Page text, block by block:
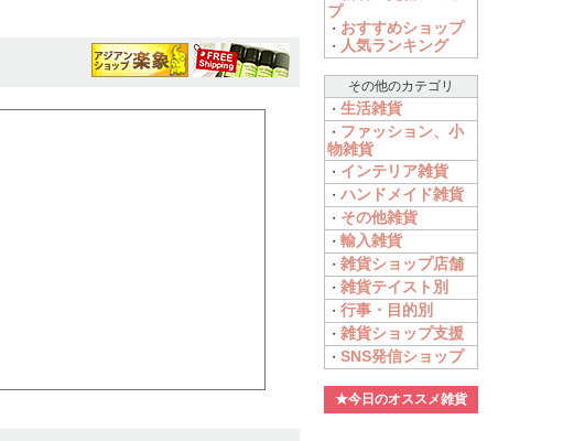
プ
・ おすすめショップ
・ 人気ランキング
その他のカテゴリ
・ 生活雑貨
・ ファッション、小
物雑貨
・ インテリア雑貨
・ ハンドメイド雑貨
・ その他雑貨
・ 輸入雑貨
・ 雑貨ショップ店舗
・ 雑貨テイスト別
・ 行事・目的別
・ 雑貨ショップ支援
・ SNS発信ショップ
★今日のオススメ雑貨